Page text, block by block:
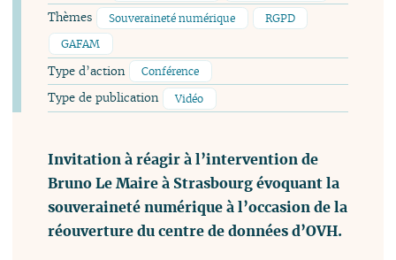
Thèmes Souveraineté numérique
RGPD
GAFAM
Type d’action Conférence
Type de publication Vidéo
Invitation à réagir à l’intervention de
Bruno Le Maire à Strasbourg évoquant la
souveraineté numérique à l’occasion de la
réouverture du centre de données d’OVH.